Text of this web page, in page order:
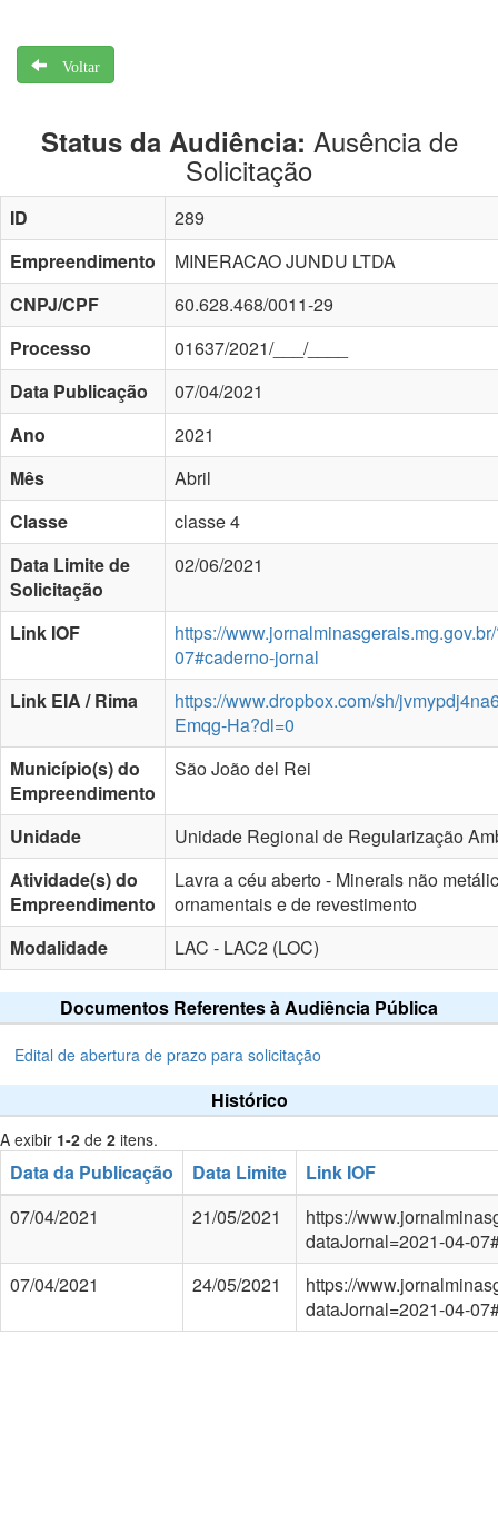
Voltar
Status da Audiência: Ausência de
Solicitação
ID
289
Empreendimento
MINERACAO JUNDU LTDA
CNPJ/CPF
60.628.468/0011-29
Processo
01637/2021/___/____
Data Publicação
07/04/2021
Ano
2021
Mês
Abril
Classe
classe 4
Data Limite de
Solicitação
02/06/2021
Link IOF
https://
07#caderno-jornal
Link EIA / Rima
https://www.dropbox.com/sh/
Emqg-Ha?dl=0
Município(s) do
Empreendimento
São João del Rei
Unidade
Unidade Regional de Regularização
Atividade(s) do
Empreendimento
Lavra a céu aberto - Minerais não
ornamentais e de revestimento
Modalidade
LAC - LAC2 (LOC)
Documentos Referentes à Audiência Pública
Edital de abertura de prazo para solicitação
Histórico
A exibir 1-2 de 2 itens.
Data da Publicação Data Limite
Link IOF
07/04/2021
21/05/2021
https://
dataJornal=2021-04-
07/04/2021
24/05/2021
https://
dataJornal=2021-04-